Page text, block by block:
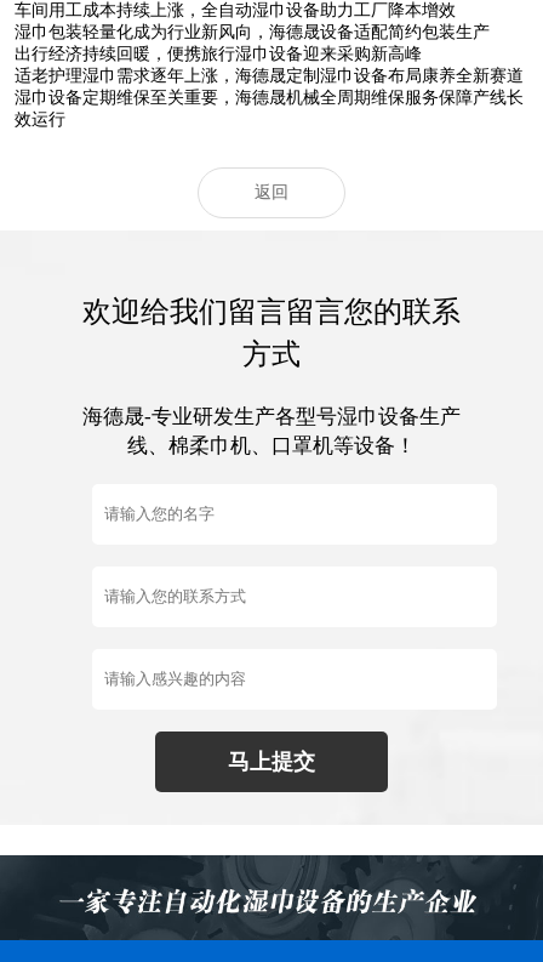
车间用工成本持续上涨，全自动湿巾设备助力工厂降本增效
湿巾包装轻量化成为行业新风向，海德晟设备适配简约包装生产
出行经济持续回暖，便携旅行湿巾设备迎来采购新高峰
适老护理湿巾需求逐年上涨，海德晟定制湿巾设备布局康养全新赛道
湿巾设备定期维保至关重要，海德晟机械全周期维保服务保障产线长
效运行
返回
欢迎给我们留言留言您的联系
方式
海德晟-专业研发生产各型号湿巾设备生产
线、棉柔巾机、口罩机等设备！
马上提交